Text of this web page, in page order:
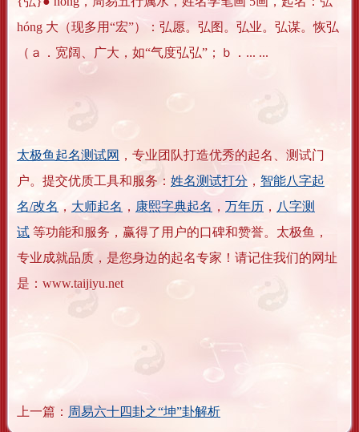
hóng 大（现多用“宏”）：弘愿。弘图。弘业。弘谋。恢弘
（ａ．宽阔、广大，如“气度弘弘”；ｂ．... ...
太极鱼起名测试网 ，专业团队打造优秀的起名、测试门
户。提交优质工具和服务： 姓名测试打分 ， 智能八字起
名/改名 ， 大师起名 ， 康熙字典起名 ， 万年历 ， 八字测
试 等功能和服务，赢得了用户的口碑和赞誉。太极鱼，
专业成就品质，是您身边的起名专家！请记住我们的网址
是：www.taijiyu.net
上一篇： 周易六十四卦之“坤”卦解析